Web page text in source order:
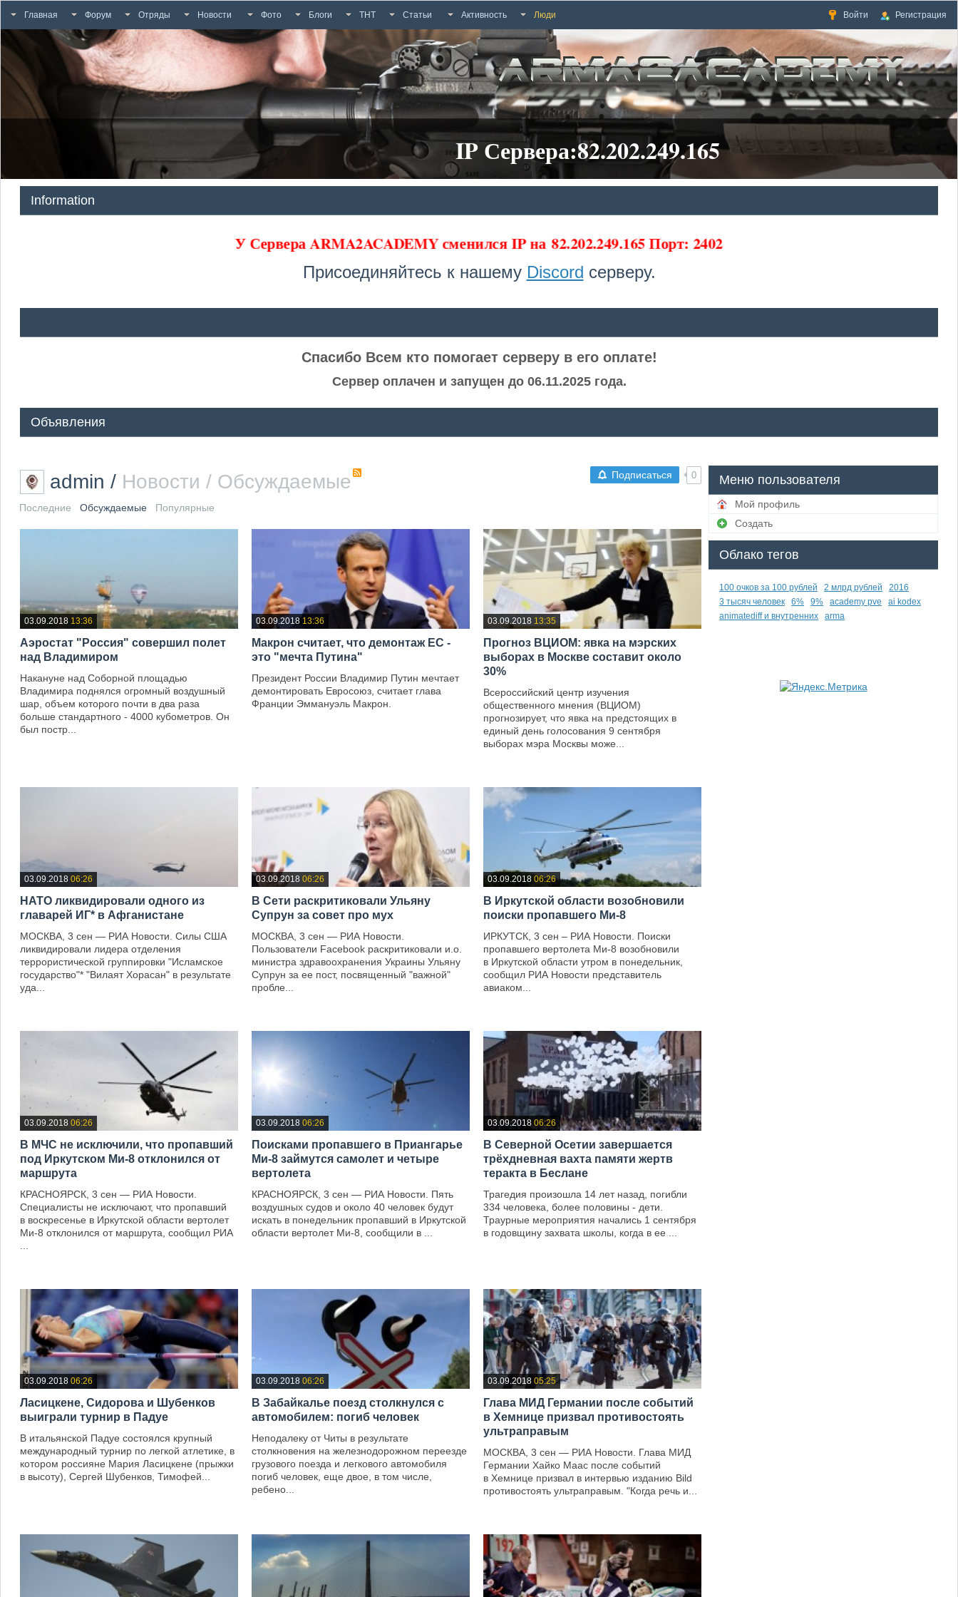
Главная Форум Отряды Новости Фото Блоги ТНТ Статьи Активность Люди Войти Регистрация
IP Сервера:82.202.249.165
Information
У Сервера ARMA2ACADEMY сменился IP на82.202.249.165 Порт: 2402
Присоединяйтесь к нашему Discord серверу.
Спасибо Всем кто помогает серверу в его оплате!
Сервер оплачен и запущен до 06.11.2025 года.
Объявления
Подписаться 0
admin / Новости / Обсуждаемые
Последние Обсуждаемые Популярные
03.09.2018 13:36
Аэростат "Россия" совершил полет
над Владимиром
Накануне над Соборной площадью
Владимира поднялся огромный воздушный
шар, объем которого почти в два раза
больше стандартного - 4000 кубометров. Он
был постр...
03.09.2018 13:36
Макрон считает, что демонтаж ЕС -
это "мечта Путина"
Президент России Владимир Путин мечтает
демонтировать Евросоюз, считает глава
Франции Эммануэль Макрон.
03.09.2018 13:35
Прогноз ВЦИОМ: явка на мэрских
выборах в Москве составит около
30%
Всероссийский центр изучения
общественного мнения (ВЦИОМ)
прогнозирует, что явка на предстоящих в
единый день голосования 9 сентября
выборах мэра Москвы може...
03.09.2018 06:26
НАТО ликвидировали одного из
главарей ИГ* в Афганистане
МОСКВА, 3 сен — РИА Новости. Силы США
ликвидировали лидера отделения
террористической группировки "Исламское
государство"* "Вилаят Хорасан" в результате
уда...
03.09.2018 06:26
В Сети раскритиковали Ульяну
Супрун за совет про мух
МОСКВА, 3 сен — РИА Новости.
Пользователи Facebook раскритиковали и.о.
министра здравоохранения Украины Ульяну
Супрун за ее пост, посвященный "важной"
пробле...
03.09.2018 06:26
В Иркутской области возобновили
поиски пропавшего Ми-8
ИРКУТСК, 3 сен – РИА Новости. Поиски
пропавшего вертолета Ми-8 возобновили
в Иркутской области утром в понедельник,
сообщил РИА Новости представитель
авиаком...
03.09.2018 06:26
В МЧС не исключили, что пропавший
под Иркутском Ми-8 отклонился от
маршрута
КРАСНОЯРСК, 3 сен — РИА Новости.
Специалисты не исключают, что пропавший
в воскресенье в Иркутской области вертолет
Ми-8 отклонился от маршрута, сообщил РИА
03.09.2018 06:26
Поисками пропавшего в Приангарье
Ми-8 займутся самолет и четыре
вертолета
КРАСНОЯРСК, 3 сен — РИА Новости. Пять
воздушных судов и около 40 человек будут
искать в понедельник пропавший в Иркутской
области вертолет Ми-8, сообщили в ...
03.09.2018 06:26
В Северной Осетии завершается
трёхдневная вахта памяти жертв
теракта в Беслане
Трагедия произошла 14 лет назад, погибли
334 человека, более половины - дети.
Траурные мероприятия начались 1 сентября
в годовщину захвата школы, когда в ее ...
03.09.2018 06:26
Ласицкене, Сидорова и Шубенков
выиграли турнир в Падуе
В итальянской Падуе состоялся крупный
международный турнир по легкой атлетике, в
котором россияне Мария Ласицкене (прыжки
в высоту), Сергей Шубенков, Тимофей...
03.09.2018 06:26
В Забайкалье поезд столкнулся с
автомобилем: погиб человек
Неподалеку от Читы в результате
столкновения на железнодорожном переезде
грузового поезда и легкового автомобиля
погиб человек, еще двое, в том числе,
ребено...
03.09.2018 05:25
Глава МИД Германии после событий
в Хемнице призвал противостоять
ультраправым
МОСКВА, 3 сен — РИА Новости. Глава МИД
Германии Хайко Маас после событий
в Хемнице призвал в интервью изданию Bild
противостоять ультраправым. "Когда речь и...
Меню пользователя
Мой профиль
Создать
Облако тегов
100 очков за 100 рублей 2 млрд рублей
2016
3 тысяч человек
6% 9% academy pve
ai kodex
animatediff и внутренних
arma